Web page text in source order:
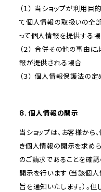
（１） 当ショップが利用
て個人情報の取扱いの全
って個人情報を提供する
（２） 合併その他の事由
報が提供される場合
（３） 個人情報保護法の
8. 個人情報の開示
当ショップは、お客様か
き個人情報の開示を求め
のご請求であることを確認
開示を行います（当該個
旨を通知いたします。）。